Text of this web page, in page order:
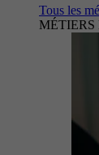
Tous les
MÉTIERS